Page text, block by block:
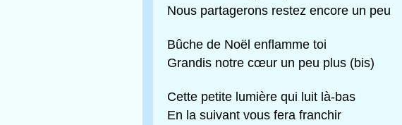
Nous partagerons restez encore un peu
Bûche de Noël enflamme toi
Grandis notre cœur un peu plus (bis)
Cette petite lumière qui luit là-bas
En la suivant vous fera franchir